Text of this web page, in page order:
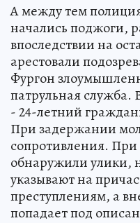
А между тем
начались поджоги,
впоследствии на
арестовали
Фургон
патрульная служба.
- 24-летний
При задержании
сопротивления.
обнаружили улики,
указывают на
преступлениям, а
попадает под